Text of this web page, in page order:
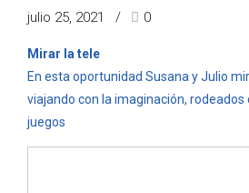
julio 25, 2021 0
Mirar la tele
En esta oportunidad Susana y Julio
viajando con la imaginación,
juegos